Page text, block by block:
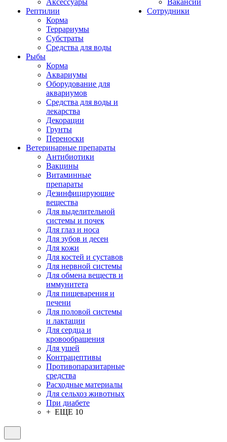
Аксессуары
Рептилии
Корма
Террариумы
Субстраты
Средства для воды
Рыбы
Корма
Аквариумы
Оборудование для
аквариумов
Средства для воды и
лекарства
Декорации
Грунты
Переноски
Ветеринарные препараты
Антибиотики
Вакцины
Витаминные
препараты
Дезинфицирующие
вещества
Для выделительной
системы и почек
Для глаз и носа
Для зубов и десен
Для кожи
Для костей и суставов
Для нервной системы
Для обмена веществ и
иммунитета
Для пищеварения и
печени
Для половой системы
и лактации
Для сердца и
кровообращения
Для ушей
Контрацептивы
Противопаразитарные
средства
Расходные материалы
Для сельхоз животных
При диабете
+ ЕЩЕ 10
Вакансии
Сотрудники